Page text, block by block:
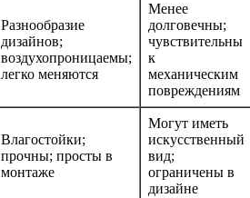
Разнообразие
дизайнов;
воздухопроницаемы;
легко меняются
Менее
долговечны;
чувствительны
к
механическим
повреждениям
Влагостойки;
прочны; просты в
монтаже
Могут иметь
искусственный
вид;
ограничены в
дизайне